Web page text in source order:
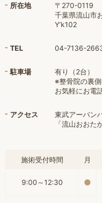
所在地
〒270-0119
千葉県流山市
Y’k102
TEL 04-7136-
駐車場
有り（2台）
※整骨院の裏
お気軽にお電
アクセス
東武アーバン
「流山おおた
施術受付時間 月
9:00～12:30